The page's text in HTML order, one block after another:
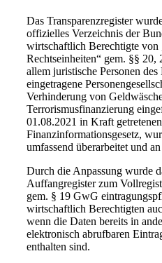
Das Transparenzregister
offizielles Verzeichnis der
wirtschaftlich Berechtigte von
Rechtseinheiten“ gem. §§ 20,
allem juristische Personen des
eingetragene
Verhinderung von
Terrorismusfinanzierung
01.08.2021 in Kraft
Finanzinformationsgesetz,
umfassend überarbeitet und
Durch die Anpassung wurde
Auffangregister zum
gem. § 19 GwG
wirtschaftlich Berechtigten
wenn die Daten bereits in
elektronisch abrufbaren
enthalten sind.